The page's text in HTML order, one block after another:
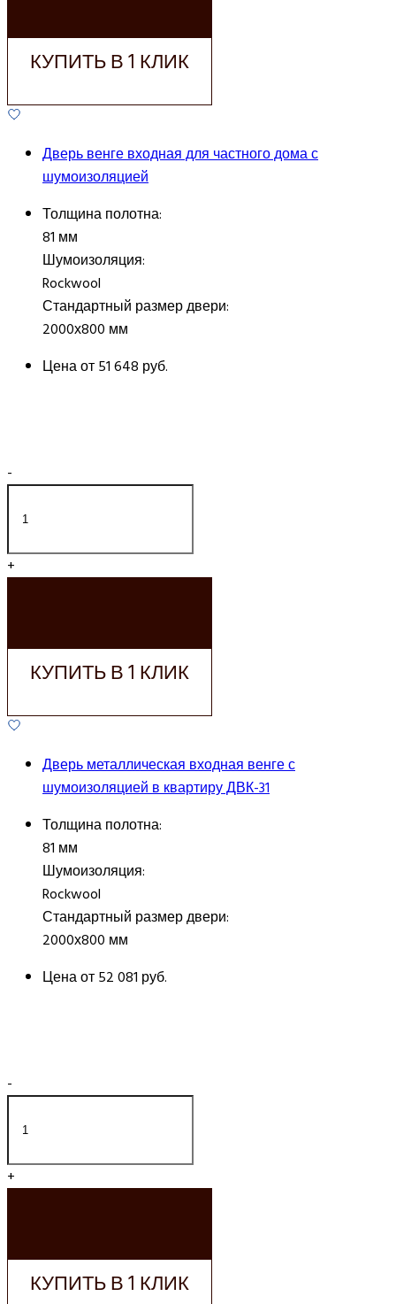
КУПИТЬ В 1 КЛИК
Дверь венге входная для частного дома с
шумоизоляцией
Толщина полотна:
81 мм
Шумоизоляция:
Rockwool
Стандартный размер двери:
2000х800 мм
Цена от51 648 руб.
-
+
КУПИТЬ В 1 КЛИК
Дверь металлическая входная венге с
шумоизоляцией в квартиру ДВК-31
Толщина полотна:
81 мм
Шумоизоляция:
Rockwool
Стандартный размер двери:
2000х800 мм
Цена от52 081 руб.
-
+
КУПИТЬ В 1 КЛИК